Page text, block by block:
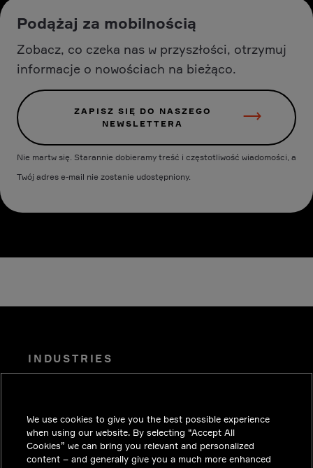
Podążaj za mobilnością
Zobacz, co czeka nas w przyszłości, otrzymuj
informacje o nowościach na bieżąco.
ZAPISZ SIĘ DO NASZEGO
NEWSLETTERA
Nie martw się. Starannie dobieramy treść i częstotliwość wiadomości, a
Twój adres e-mail nie zostanie udostępniony.
INDUSTRIES
PRACA
INWESTORZY
We use cookies to give you the best possible experience
when using our website. By selecting “Accept All
Cookies” we can bring you relevant and personalized
content – and generally give you a much more enhanced